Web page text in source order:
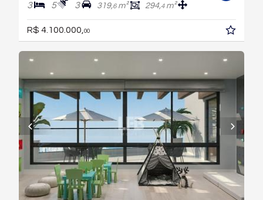
3 5 3 319,6m² 294,4m²
R$ 4.100.000, 00